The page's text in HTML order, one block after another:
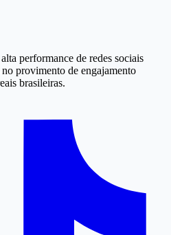
performance de redes sociais
provimento de engajamento
brasileiras.